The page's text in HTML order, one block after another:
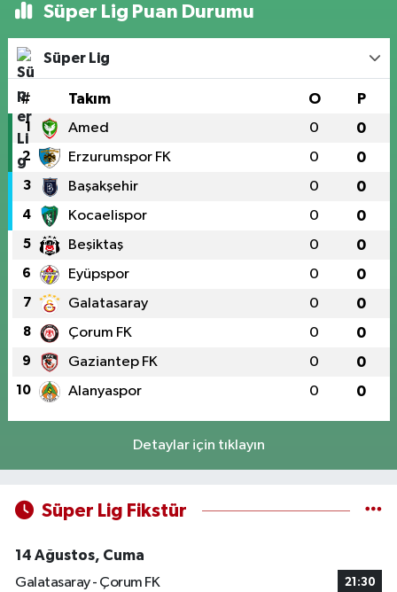
Süper Lig Puan Durumu
Süper Lig
# Takım O P
1 Amed 0 0
2 Erzurumspor FK 0 0
3 Başakşehir 0 0
4 Kocaelispor 0 0
5 Beşiktaş 0 0
6 Eyüpspor 0 0
7 Galatasaray 0 0
8 Çorum FK 0 0
9 Gaziantep FK 0 0
10 Alanyaspor 0 0
Detaylar için tıklayın
Süper Lig Fikstür
14 Ağustos, Cuma
Galatasaray - Çorum FK
21:30